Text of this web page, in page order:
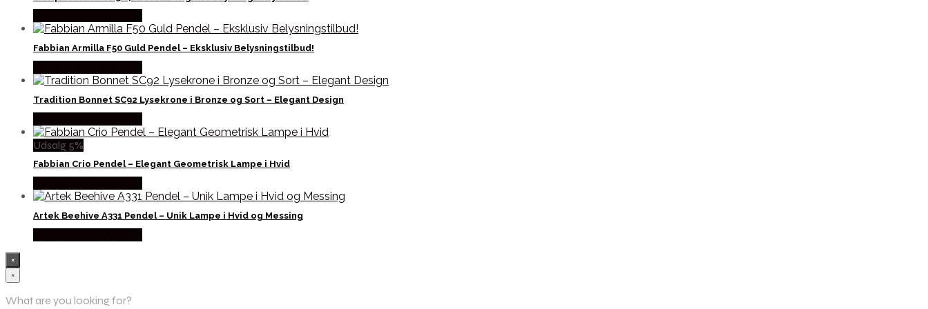
Fabbian Armilla F50 Guld Pendel – Eksklusiv Belysningstilbud!
Tradition Bonnet SC92 Lysekrone i Bronze og Sort – Elegant Design
Udsalg 5%
Fabbian Crio Pendel – Elegant Geometrisk Lampe i Hvid
Artek Beehive A331 Pendel – Unik Lampe i Hvid og Messing
×
×
What are you looking for?